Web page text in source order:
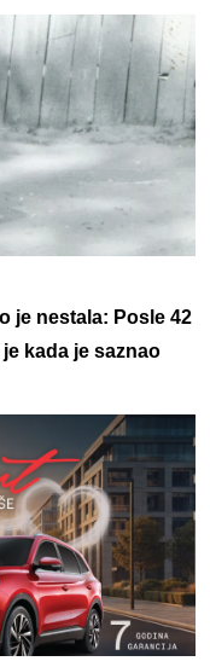
je nestala: Posle 42
kada je saznao